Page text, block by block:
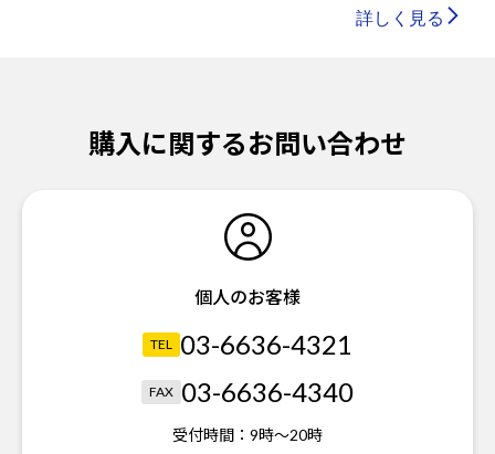
詳しく見る
購入に関するお問い合わせ
個人のお客様
TEL 03-6636-4321
FAX 03-6636-4340
受付時間： 9時～20時